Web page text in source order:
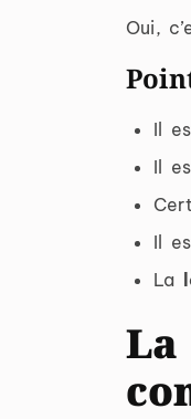
Oui,
Il
Il
Il
La